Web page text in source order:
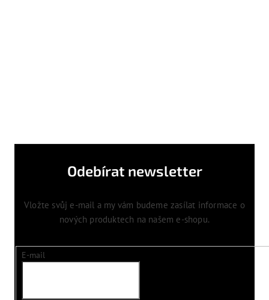
Odebírat newsletter
Vložte svůj e-mail a my vám budeme zasílat informace o
nových produktech na našem e-shopu.
E-mail